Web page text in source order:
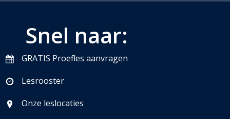
Snel naar:
GRATIS Proefles aanvragen
Lesrooster
Onze leslocaties